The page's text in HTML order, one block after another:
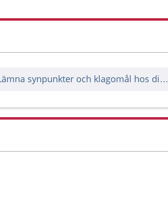
Lämna synpunkter och klagomål hos din vårdgivare